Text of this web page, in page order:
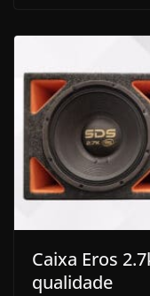
Caixa Eros
qualidade